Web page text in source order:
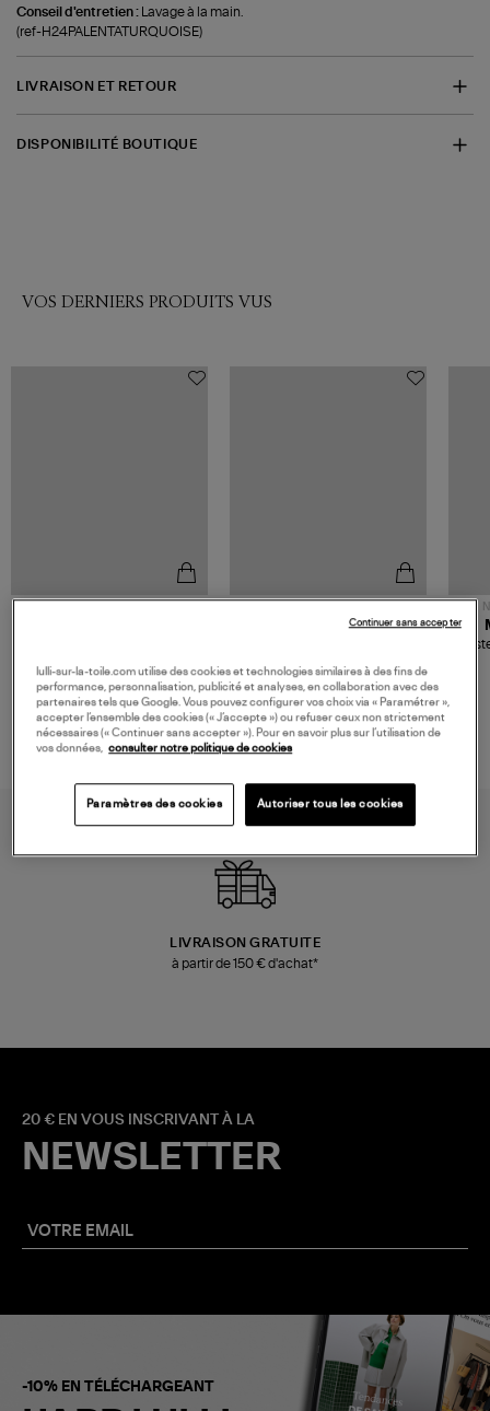
Conseil d'entretien :
Lavage à la main.
(ref-H24PALENTATURQUOISE)
LIVRAISON ET RETOUR
DISPONIBILITÉ BOUTIQUE
VOS DERNIERS PRODUITS VUS
480,00 € 189,00 €
TORAL
LIVRAISON GRATUITE
à partir de 150 € d'achat*
20 € EN VOUS INSCRIVANT À LA
NEWSLETTER
-10% EN TÉLÉCHARGEANT
lulli-sur-la-toile.com utilise des cookies et technologies similaires à des fins de
performance, personnalisation, publicité et analyses, en collaboration avec des
partenaires tels que Google. Vous pouvez configurer vos choix via « Paramétrer »,
accepter l’ensemble des cookies (« J’accepte ») ou refuser ceux non strictement
nécessaires (« Continuer sans accepter »). Pour en savoir plus sur l’utilisation de
vos données, consulter notre politique de cookies
Paramètres des cookies Autoriser tous les cookies
Continuer sans accepter